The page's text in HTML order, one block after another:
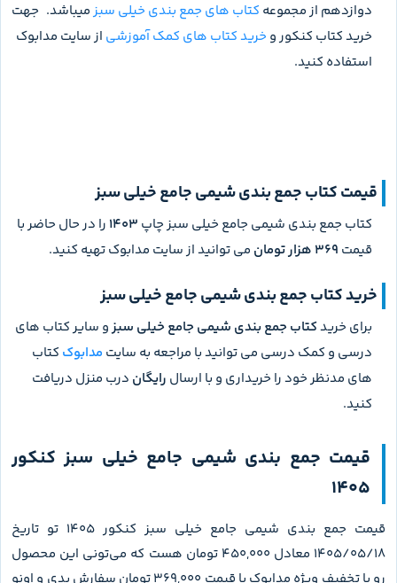
دوازدهم از مجموعه کتاب های جمع بندی خیلی سبزمیباشد. جهت
خرید کتاب کنکور و خرید کتاب های کمک آموزشی از سایت مدابوک
استفاده کنید.
قیمت کتاب جمع بندی شیمی جامع خیلی سبز
کتاب جمع بندی شیمی جامع خیلی سبز چاپ 1403 را در حال حاضر با
قیمت 369 هزار تومان می توانید از سایت مدابوک تهیه کنید.
خرید کتاب جمع بندی شیمی جامع خیلی سبز
برای خریدکتاب جمع بندی شیمی جامع خیلی سبزو سایر کتاب های
درسی و کمک درسی می توانید با مراجعه به سایت مدابوککتاب
های مدنظر خود را خریداری و با ارسال رایگان درب منزل دریافت
کنید.
قیمت جمع بندی شیمی جامع خیلی سبز کنکور
1405
قیمت جمع بندی شیمی جامع خیلی سبز کنکور 1405 تو تاریخ
1405/05/18 معادل 450,000 تومان هست که می‌تونی این محصول
رو با تخفیف ویژه مدابوک با قیمت 369,000 تومان سفارش بدی و اونو